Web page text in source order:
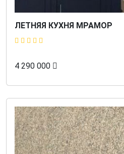
ЛЕТНЯЯ КУХНЯ МРАМОР
4 290 000